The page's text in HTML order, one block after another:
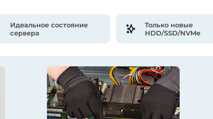
Идеальное состояние
сервера
Только новые
HDD/SSD/NVMe